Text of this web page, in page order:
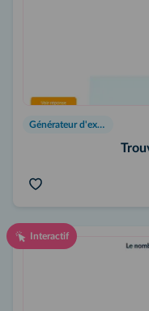
Générateur d'exercices
Interactif